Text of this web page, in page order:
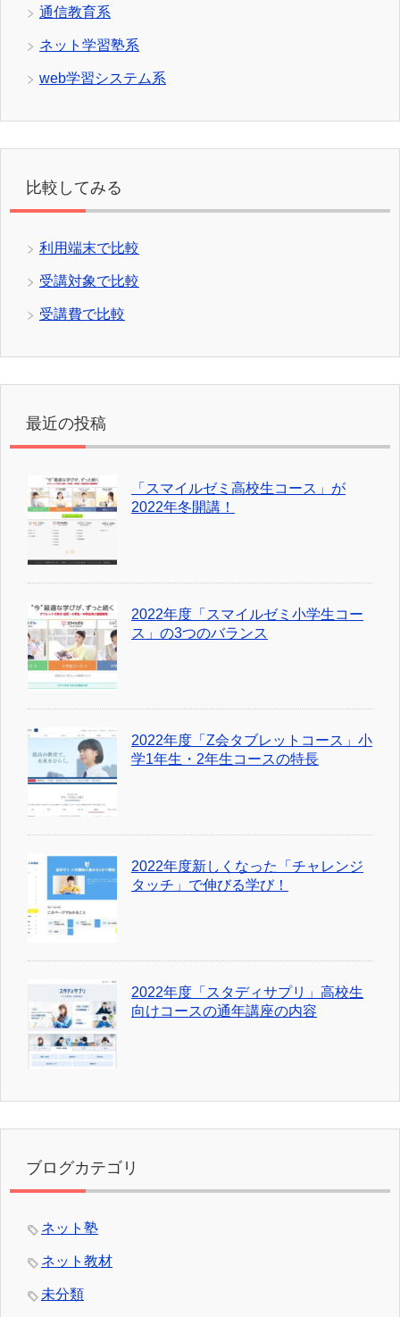
通信教育系
ネット学習塾系
web学習システム系
比較してみる
利用端末で比較
受講対象で比較
受講費で比較
最近の投稿
「スマイルゼミ高校生コース」が
2022年冬開講！
2022年度「スマイルゼミ小学生コー
ス」の3つのバランス
2022年度「Z会タブレットコース」小
学1年生・2年生コースの特長
2022年度新しくなった「チャレンジ
タッチ」で伸びる学び！
2022年度「スタディサプリ」高校生
向けコースの通年講座の内容
ブログカテゴリ
ネット塾
ネット教材
未分類